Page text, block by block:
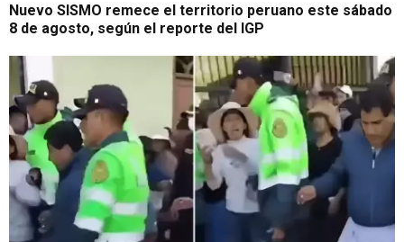
Nuevo SISMO remece el territorio peruano este sábado
8 de agosto, según el reporte del IGP